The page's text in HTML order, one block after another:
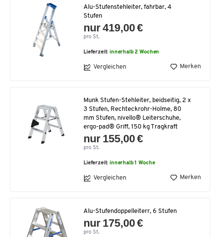
Alu-Stufenstehleiter, fahrbar, 4
Stufen
nur 419,00 €
pro St.
Lieferzeit:innerhalb 2 Wochen
Vergleichen Merken
Munk Stufen-Stehleiter, beidseitig, 2 x
3 Stufen, Rechteckrohr-Holme, 80
mm Stufen, nivello® Leiterschuhe,
ergo-pad® Griff, 150 kg Tragkraft
nur 155,00 €
pro St.
Lieferzeit:innerhalb 1 Woche
Vergleichen Merken
Alu-Stufendoppelleiterr, 6 Stufen
nur 175,00 €
pro St.